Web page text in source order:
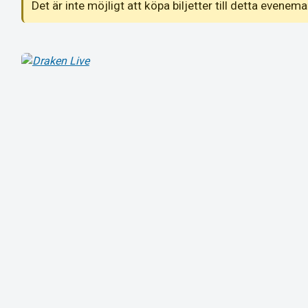
Det är inte möjligt att köpa biljetter till detta